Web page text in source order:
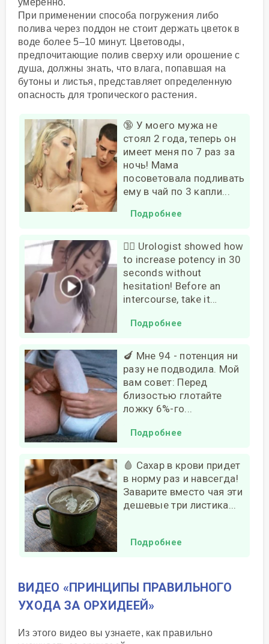
При применении способа погружения либо
полива через поддон не стоит держать цветок в
воде более 5–10 минут. Цветоводы,
предпочитающие полив сверху или орошение с
душа, должны знать, что влага, попавшая на
бутоны и листья, представляет определенную
опасность для тропического растения.
🔞 У моего мужа не
стоял 2 года, теперь он
имеет меня по 7 раз за
ночь! Мама
посоветовала подливать
ему в чай по 3 капли...
Подробнее
❤️‍🔥 Urologist showed how
to increase potency in 30
seconds without
hesitation! Before an
intercourse, take it…
Подробнее
🍆 Мне 94 - потенция ни
разу не подводила. Мой
вам совет: Перед
близостью глотайте
ложку 6%-го...
Подробнее
🩸 Сахар в крови придет
в норму раз и навсегда!
Заварите вместо чая эти
дешевые три листика...
Подробнее
ВИДЕО «ПРИНЦИПЫ ПРАВИЛЬНОГО
УХОДА ЗА ОРХИДЕЕЙ»
Из этого видео вы узнаете, как правильно